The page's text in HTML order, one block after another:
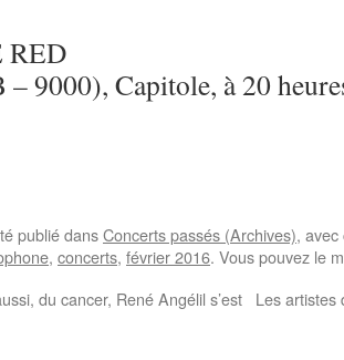
9000), Capitole, à 20
publié dansConcerts passés (Archives),
, concerts, février 2016. Vous pouvez le
du cancer, René Angélil s’est
Les artistes